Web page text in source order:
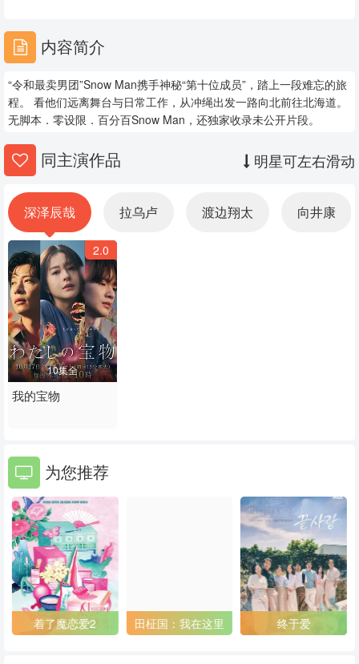
内容简介
“令和最卖男团”Snow Man携手神秘“第十位成员”，踏上一段难忘的旅
程。 看他们远离舞台与日常工作，从冲绳出发一路向北前往北海道。
无脚本．零设限．百分百Snow Man，还独家收录未公开片段。
同主演作品 明星可左右滑动
深泽辰哉 拉乌卢 渡边翔太 向井康
2.0
10集全
我的宝物
为您推荐
着了魔恋爱2 田柾国：我在这里 终于爱